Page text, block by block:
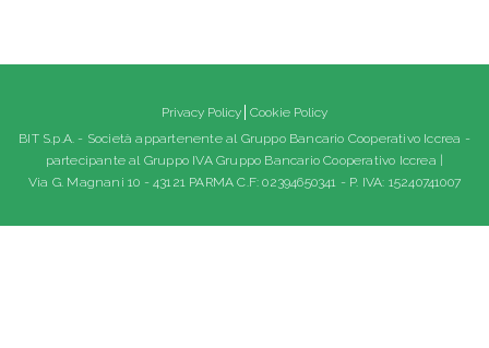
Privacy Policy Cookie Policy
BIT S.p.A. - Società appartenente al Gruppo Bancario Cooperativo Iccrea -
partecipante al Gruppo IVA Gruppo Bancario Cooperativo Iccrea |
Via G. Magnani 10 - 43121 PARMA C.F: 02394650341 - P. IVA: 15240741007